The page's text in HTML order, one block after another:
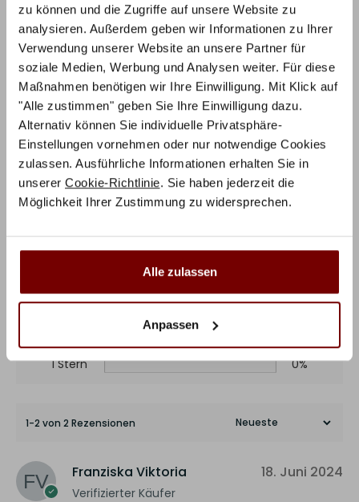
zu können und die Zugriffe auf unsere Website zu
analysieren. Außerdem geben wir Informationen zu Ihrer
Verwendung unserer Website an unsere Partner für
soziale Medien, Werbung und Analysen weiter. Für diese
Maßnahmen benötigen wir Ihre Einwilligung. Mit Klick auf
"Alle zustimmen" geben Sie Ihre Einwilligung dazu.
Alternativ können Sie individuelle Privatsphäre-
Einstellungen vornehmen oder nur notwendige Cookies
zulassen. Ausführliche Informationen erhalten Sie in
unserer Cookie-Richtlinie. Sie haben jederzeit die
Möglichkeit Ihrer Zustimmung zu widersprechen.
Alle zulassen
Anpassen
Herstellerinformation
Das sagen unsere Kunden
5,0
Basierend auf 2 Rezensionen
4 Sterne
0%
1 Stern
0%
1-2 von 2 Rezensionen
Franziska Viktoria
Verifizierter Käufer
18. Juni 2024